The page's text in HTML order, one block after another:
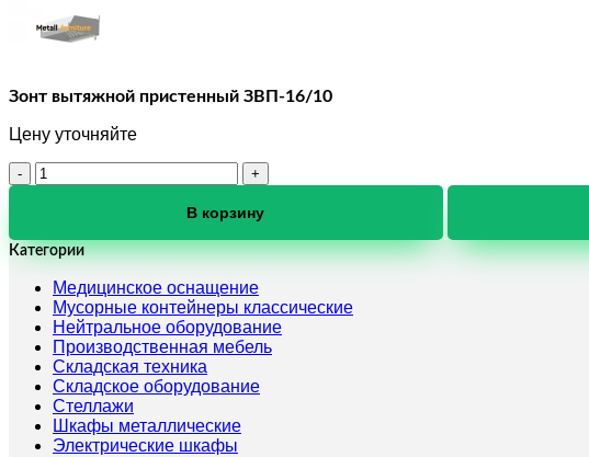
Зонт вытяжной пристенный ЗВП-16/10
Цену уточняйте
Количество
товара
пристенный
В корзину
Категории
Медицинское оснащение
Мусорные контейнеры классические
Нейтральное оборудование
Производственная мебель
Складская техника
Складское оборудование
Стеллажи
Шкафы металлические
Электрические шкафы